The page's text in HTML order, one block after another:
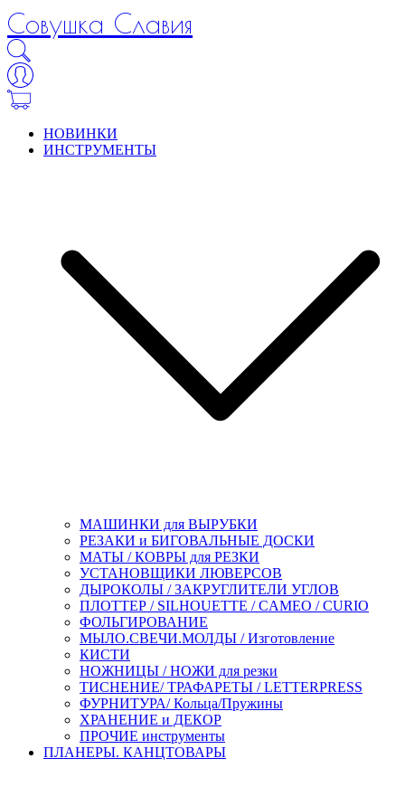
Совушка Славия
НОВИНКИ
ИНСТРУМЕНТЫ
МАШИНКИ для ВЫРУБКИ
РЕЗАКИ и БИГОВАЛЬНЫЕ ДОСКИ
МАТЫ / КОВРЫ для РЕЗКИ
УСТАНОВЩИКИ ЛЮВЕРСОВ
ДЫРОКОЛЫ / ЗАКРУГЛИТЕЛИ УГЛОВ
ПЛОТТЕР / SILHOUETTE / CAMEO / CURIO
ФОЛЬГИРОВАНИЕ
МЫЛО.СВЕЧИ.МОЛДЫ / Изготовление
КИСТИ
НОЖНИЦЫ / НОЖИ для резки
ТИСНЕНИЕ/ ТРАФАРЕТЫ / LETTERPRESS
ФУРНИТУРА/ Кольца/Пружины
ХРАНЕНИЕ и ДЕКОР
ПРОЧИЕ инструменты
ПЛАНЕРЫ. КАНЦТОВАРЫ